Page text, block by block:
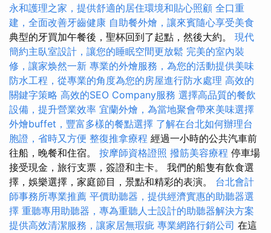
永和護理之家，提供舒適的居住環境和貼心照顧 全口重
建，全面改善牙齒健康 自助餐外燴，讓來賓隨心享受美食
典型的牙買加午餐後，聖杯回到了起點，然後大約。 現代
簡約主臥室設計，讓您的睡眠空間更放鬆 完美的室內裝
修，讓家焕然一新 專業的外燴服務，為您的活動提供美味
防水工程，從專業的角度為您的房屋進行防水處理 高效的
關鍵字策略 高效的SEO Company服務 選擇高品質的餐飲
設備，提升營業效率 宜蘭外燴，為當地聚會帶來美味選擇
外燴buffet，豐富多樣的餐點選擇 了解在台北如何辦理台
胞證，省時又方便 整復推拿療程 經過一小時的公共汽車前
往船，晚餐和住宿。 按摩師資格證照 撥筋美容療程 停車場
接受現金，旅行支票，簽證和主卡。 我們的船隻有飲食選
擇，娛樂選擇，家庭節目，景點和精彩的表演。 台北會計
師事務所專業推薦 平價助聽器，提供經濟實惠的助聽器選
擇 重聽專用助聽器，專為重聽人士設計的助聽器解決方案
提供高效清潔服務，讓家居無瑕疵 專業網路行銷公司 在這